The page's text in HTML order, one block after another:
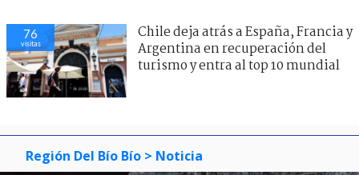
76
visitas
Chile deja atrás a España, Francia y
Argentina en recuperación del
turismo y entra al top 10 mundial
Región Del Bío Bío > Noticia